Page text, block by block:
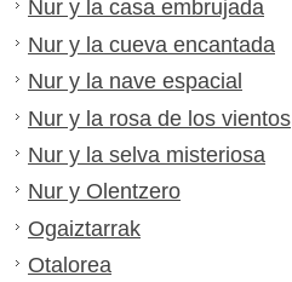
Nur y la casa embrujada
Nur y la cueva encantada
Nur y la nave espacial
Nur y la rosa de los vientos
Nur y la selva misteriosa
Nur y Olentzero
Ogaiztarrak
Otalorea